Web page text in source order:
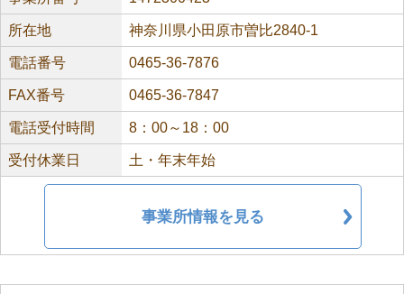
所在地 神奈川県小田原市曽比2840-1
電話番号 0465-36-7876
FAX番号 0465-36-7847
電話受付時間 8：00～18：00
受付休業日 土・年末年始
事業所情報を見る